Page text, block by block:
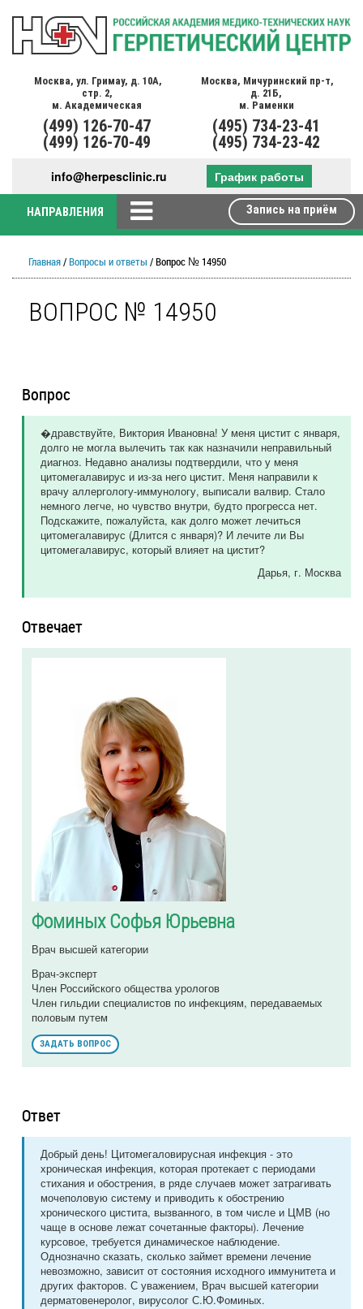
Москва, ул. Гримау, д. 10А,
стр. 2,
м. Академическая
(499) 126-70-47
(499) 126-70-49
Москва, Мичуринский пр-т,
д. 21Б,
м. Раменки
(495) 734-23-41
(495) 734-23-42
info@herpesclinic.ru График работы
НАПРАВЛЕНИЯ Запись на приём
Главная/Вопросы и ответы / Вопрос № 14950
ВОПРОС № 14950
Вопрос
�дравствуйте, Виктория Ивановна! У меня цистит с января,
долго не могла вылечить так как назначили неправильный
диагноз. Недавно анализы подтвердили, что у меня
цитомегалавирус и из-за него цистит. Меня направили к
врачу аллергологу-иммунологу, выписали валвир. Стало
немного легче, но чувство внутри, будто прогресса нет.
Подскажите, пожалуйста, как долго может лечиться
цитомегалавирус (Длится с января)? И лечите ли Вы
цитомегалавирус, который влияет на цистит?
Дарья, г. Москва
Отвечает
Фоминых Софья Юрьевна
Врач высшей категории
Врач-эксперт
Член Российского общества урологов
Член гильдии специалистов по инфекциям, передаваемых
половым путем
ЗАДАТЬ ВОПРОС
Ответ
Добрый день! Цитомегаловирусная инфекция - это
хроническая инфекция, которая протекает с периодами
стихания и обострения, в ряде случаев может затрагивать
мочеполовую систему и приводить к обострению
хронического цистита, вызванного, в том числе и ЦМВ (но
чаще в основе лежат сочетанные факторы). Лечение
курсовое, требуется динамическое наблюдение.
Однозначно сказать, сколько займет времени лечение
невозможно, зависит от состояния исходного иммунитета и
других факторов. С уважением, Врач высшей категории
дерматовенеролог, вирусолог С.Ю.Фоминых.